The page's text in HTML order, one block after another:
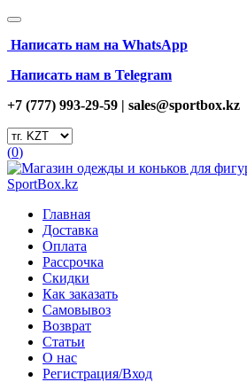
Написать нам на WhatsApp
Написать нам в Telegram
+7 (777) 993-29-59 | sales@sportbox.kz
(0)
Главная
Доставка
Оплата
Рассрочка
Скидки
Как заказать
Самовывоз
Возврат
Статьи
О нас
Регистрация/Вход